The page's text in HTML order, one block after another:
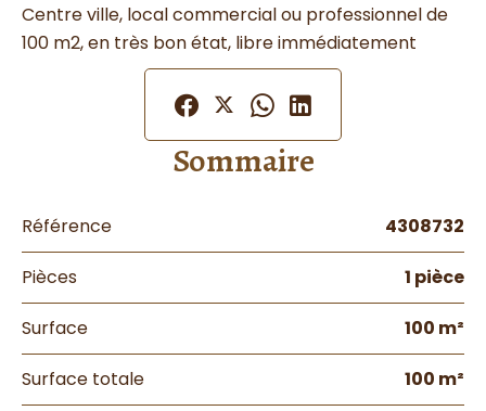
Centre ville, local commercial ou professionnel de
100 m2, en très bon état, libre immédiatement
Sommaire
Référence 4308732
Pièces 1 pièce
Surface 100 m²
Surface totale 100 m²